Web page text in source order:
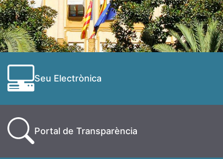
Seu Electrònica
Portal de Transparència